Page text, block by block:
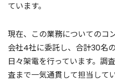
ています。
現在、この業務についてのコ
会社4社に委託し、合計30名
日々架電を行っています。調
査まで一気通貫して担当してい